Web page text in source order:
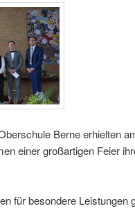
Berne erhielten
einer großartigen Feier
für besondere Leistungen